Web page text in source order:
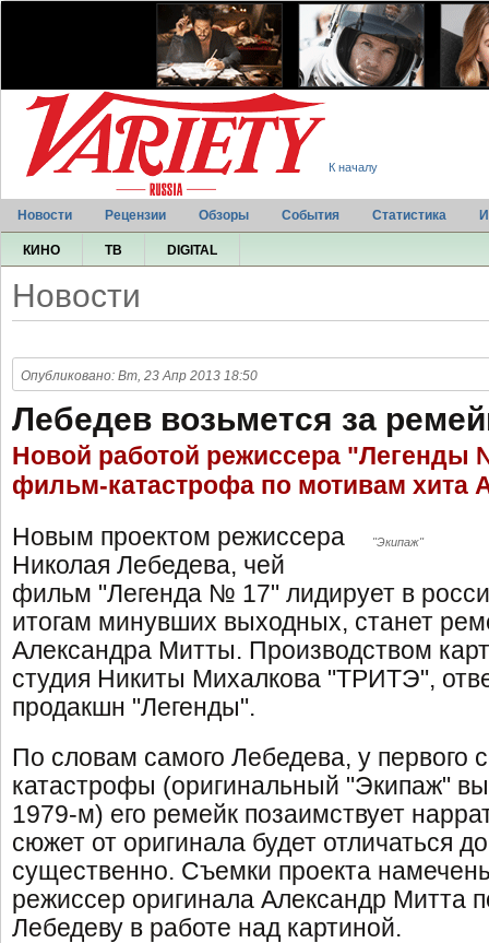
К началу
Новости Рецензии Обзоры События Статистика
КИНО ТВ DIGITAL
Новости
Опубликовано: Вт, 23 Апр 2013 18:50
Лебедев возьмется за
Новой работой режиссера "Легенды
фильм-катастрофа по мотивам хита
"Экипаж"
Новым проектом режиссера
Николая Лебедева, чей
фильм "Легенда № 17" лидирует в
итогам минувших выходных, станет
Александра Митты. Производством
студия Никиты Михалкова "ТРИТЭ",
продакшн "Легенды".
По словам самого Лебедева, у первого
катастрофы (оригинальный "Экипаж"
1979-м) его ремейк позаимствует
сюжет от оригинала будет отличаться
существенно. Съемки проекта
режиссер оригинала Александр Митта
Лебедеву в работе над картиной.